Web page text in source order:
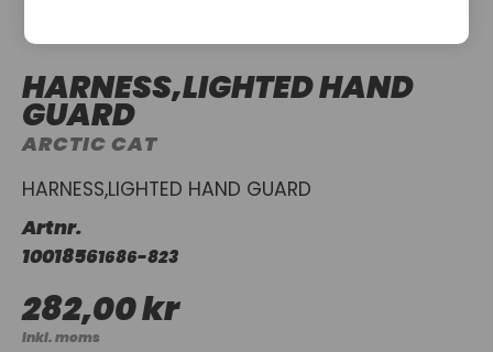
HARNESS,LIGHTED HAND
GUARD
ARCTIC CAT
HARNESS,LIGHTED HAND GUARD
Artnr.
10018561686-823
282,00 kr
Inkl. moms